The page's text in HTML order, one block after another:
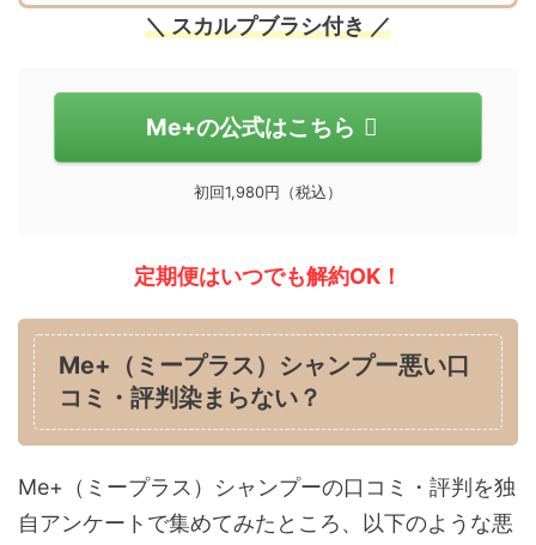
＼ スカルプブラシ付き ／
Me+の公式はこちら
初回1,980円（税込）
定期便はいつでも解約OK！
Me+（ミープラス）シャンプー悪い口
コミ・評判染まらない？
Me+（ミープラス）シャンプーの口コミ・評判を独
自アンケートで集めてみたところ、以下のような悪